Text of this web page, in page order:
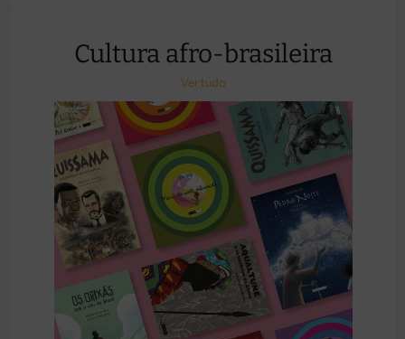
Cultura afro-brasileira
Ver tudo